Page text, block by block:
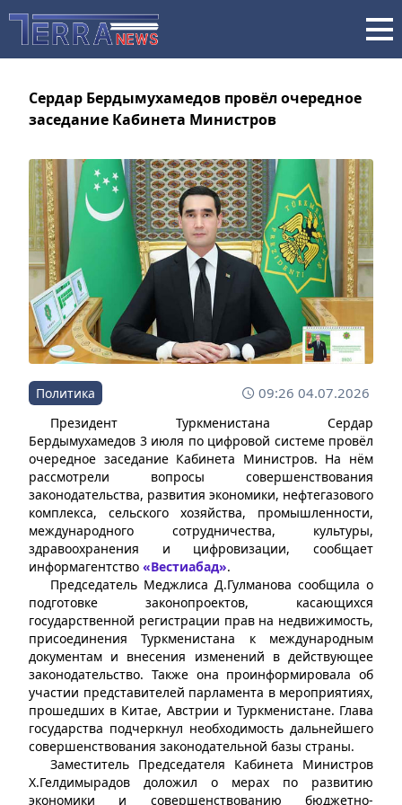
Сердар Бердымухамедов провёл очередное
заседание Кабинета Министров
Политика 09:26 04.07.2026
Президент Туркменистана Сердар
Бердымухамедов 3 июля по цифровой системе провёл
очередное заседание Кабинета Министров. На нём
рассмотрели вопросы совершенствования
законодательства, развития экономики, нефтегазового
комплекса, сельского хозяйства, промышленности,
международного сотрудничества, культуры,
здравоохранения и цифровизации, сообщает
информагентство «Вестиабад».
Председатель Меджлиса Д.Гулманова сообщила о
подготовке законопроектов, касающихся
государственной регистрации прав на недвижимость,
присоединения Туркменистана к международным
документам и внесения изменений в действующее
законодательство. Также она проинформировала об
участии представителей парламента в мероприятиях,
прошедших в Китае, Австрии и Туркменистане. Глава
государства подчеркнул необходимость дальнейшего
совершенствования законодательной базы страны.
Заместитель Председателя Кабинета Министров
Х.Гелдимырадов доложил о мерах по развитию
экономики и совершенствованию бюджетно-